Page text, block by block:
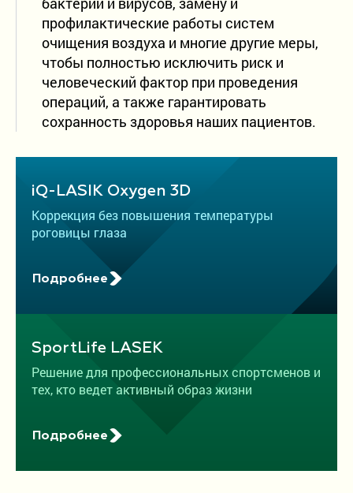
профилактические работы систем
очищения воздуха и многие другие меры,
чтобы полностью исключить риск и
человеческий фактор при проведения
операций, а также гарантировать
сохранность здоровья наших пациентов.
iQ-LASIK Oxygen 3D
Коррекция без повышения температуры
роговицы глаза
Подробнее
SportLife LASEK
Решение для профессиональных спортсменов и
тех, кто ведет активный образ жизни
Подробнее